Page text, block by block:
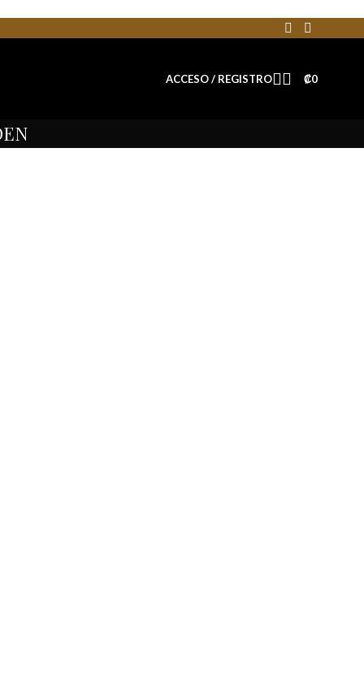
ACCESO / REGISTRO ₡0